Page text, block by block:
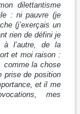
dilettantisme
: ni pauvre (je
(j’exerçais un
rien de défini je
à l’autre, de la
et moi raison :
comme la chose
prise de position
et il me
mes